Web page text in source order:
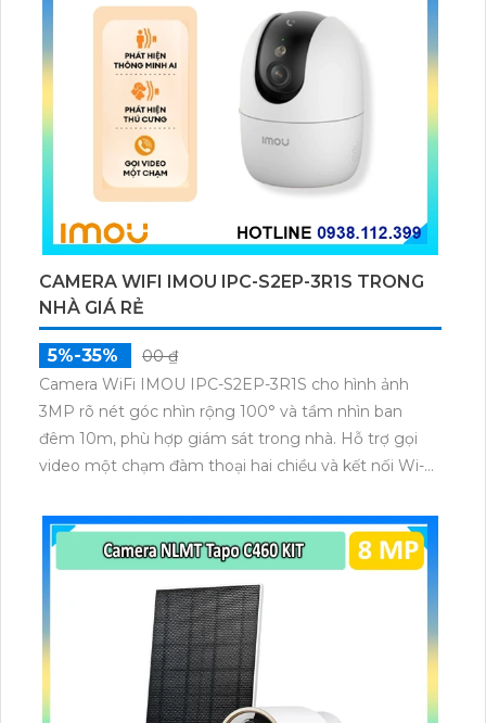
CAMERA WIFI IMOU IPC-S2EP-3R1S TRONG
NHÀ GIÁ RẺ
5%-35%
00 ₫
Camera WiFi IMOU IPC-S2EP-3R1S cho hình ảnh
3MP rõ nét góc nhìn rộng 100° và tầm nhìn ban
đêm 10m, phù hợp giám sát trong nhà. Hỗ trợ gọi
video một chạm đàm thoại hai chiều và kết nối Wi-Fi
microSD tối đa 256GB hoặc lưu đám mây dễ lắp đặt
cho gia đình và văn phòng nhỏ.